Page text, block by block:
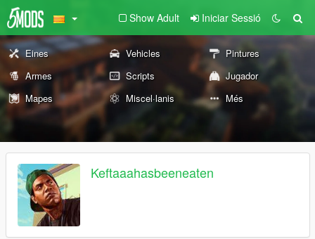
Show Adult Iniciar Sessió
Eines Vehicles
Pintures
Armes
Scripts
Jugador
Mapes
Miscel·lanis Més
Keftaaahasbeeneaten